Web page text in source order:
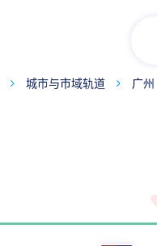
城市与市域轨道 广州